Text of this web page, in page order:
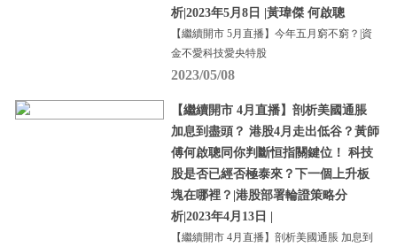
析|2023年5月8日 |黃瑋傑 何啟聰
【繼續開市 5月直播】今年五月窮不窮？|資
金不愛科技愛央特股
2023/05/08
【繼續開市 4月直播】剖析美國通脹
加息到盡頭？ 港股4月走出低谷？黃師
傅何啟聰同你判斷恒指關鍵位！ 科技
股是否已經否極泰來？下一個上升板
塊在哪裡？|港股部署輪證策略分
析|2023年4月13日 |
【繼續開市 4月直播】剖析美國通脹 加息到